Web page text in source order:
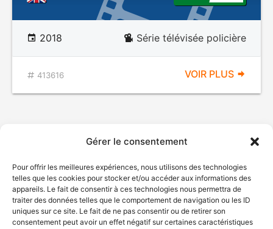
Gérer le consentement
Pour offrir les meilleures expériences, nous utilisons des technologies
telles que les cookies pour stocker et/ou accéder aux informations des
appareils. Le fait de consentir à ces technologies nous permettra de
traiter des données telles que le comportement de navigation ou les ID
uniques sur ce site. Le fait de ne pas consentir ou de retirer son
consentement peut avoir un effet négatif sur certaines caractéristiques
2018 Série télévisée policière
413616 VOIR PLUS